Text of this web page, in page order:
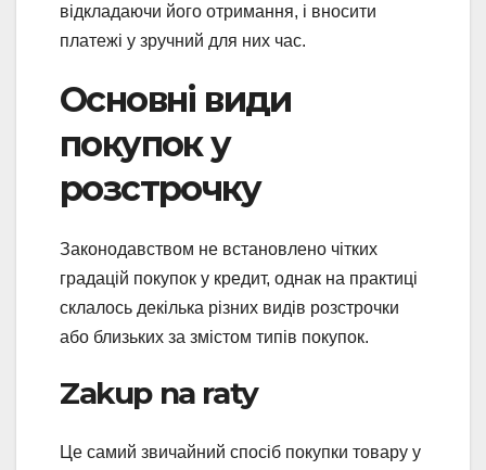
відкладаючи його отримання, і вносити
платежі у зручний для них час.
Основні види
покупок у
розстрочку
Законодавством не встановлено чітких
градацій покупок у кредит, однак на практиці
склалось декілька різних видів розстрочки
або близьких за змістом типів покупок.
Zakup na raty
Це самий звичайний спосіб покупки товару у